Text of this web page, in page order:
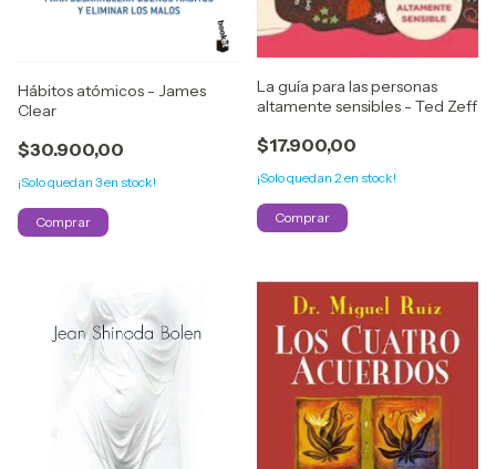
Hábitos atómicos - James
Clear
$30.900,00
¡Solo quedan 3en stock!
La guía para las personas
altamente sensibles - Ted Zeff
$17.900,00
¡Solo quedan 2 en stock!